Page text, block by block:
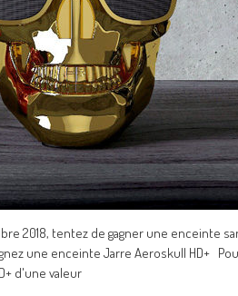
2018, tentez de gagner une enceinte
une enceinte Jarre Aeroskull HD+
d'une valeur